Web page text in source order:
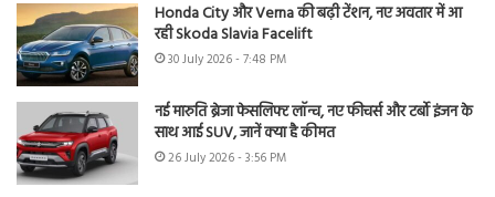
Honda City और Verna की बढ़ी टेंशन, नए अवतार में आ
रही Skoda Slavia Facelift
30 July 2026 - 7:48 PM
नई मारुति ब्रेजा फेसलिफ्ट लॉन्च, नए फीचर्स और टर्बो इंजन के
साथ आई SUV, जानें क्या है कीमत
26 July 2026 - 3:56 PM